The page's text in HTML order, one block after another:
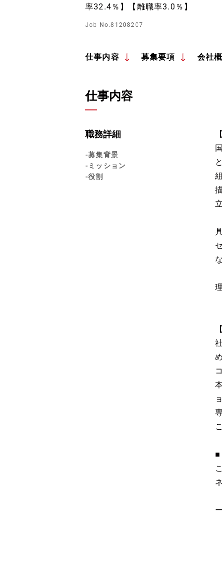
率32.4％】【離職率3.0％】
Job No.81208207
仕事内容 募集要項 会社
仕事内容
職務詳細
-募集背景
-ミッション
-役割
■